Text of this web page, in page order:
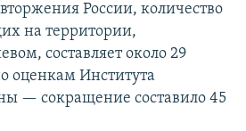
России, количество
на территории,
составляет около 29
оценкам Института
— сокращение составило 45